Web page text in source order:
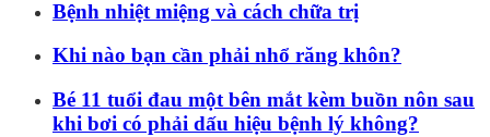
Bệnh nhiệt miệng và cách chữa trị
Khi nào bạn cần phải nhổ răng khôn?
Bé 11 tuổi đau một bên mắt kèm buồn nôn sau
khi bơi có phải dấu hiệu bệnh lý không?